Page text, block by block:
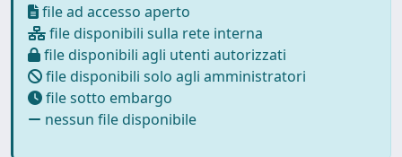
file ad accesso aperto
file disponibili sulla rete interna
file disponibili agli utenti autorizzati
file disponibili solo agli amministratori
file sotto embargo
nessun file disponibile